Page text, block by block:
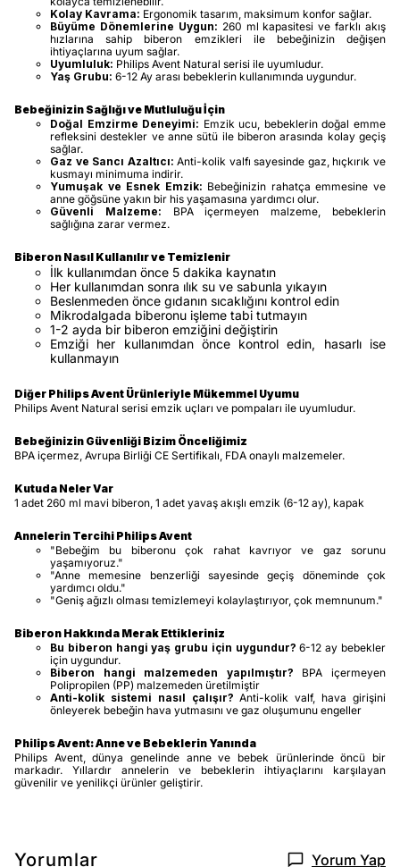
Kolay Kavrama: Ergonomik tasarım, maksimum konfor sağlar.
Büyüme Dönemlerine Uygun: 260 ml kapasitesi ve farklı akış
hızlarına sahip biberon emzikleri ile bebeğinizin değişen
ihtiyaçlarına uyum sağlar.
Uyumluluk: Philips Avent Natural serisi ile uyumludur.
Yaş Grubu: 6-12 Ay arası bebeklerin kullanımında uygundur.
Bebeğinizin Sağlığı ve Mutluluğu İçin
Doğal Emzirme Deneyimi: Emzik ucu, bebeklerin doğal emme
refleksini destekler ve anne sütü ile biberon arasında kolay geçiş
sağlar.
Gaz ve Sancı Azaltıcı: Anti-kolik valfı sayesinde gaz, hıçkırık ve
kusmayı minimuma indirir.
Yumuşak ve Esnek Emzik: Bebeğinizin rahatça emmesine ve
anne göğsüne yakın bir his yaşamasına yardımcı olur.
Güvenli Malzeme: BPA içermeyen malzeme, bebeklerin
sağlığına zarar vermez.
Biberon Nasıl Kullanılır ve Temizlenir
İlk kullanımdan önce 5 dakika kaynatın
Her kullanımdan sonra ılık su ve sabunla yıkayın
Beslenmeden önce gıdanın sıcaklığını kontrol edin
Mikrodalgada biberonu işleme tabi tutmayın
1-2 ayda bir biberon emziğini değiştirin
Emziği her kullanımdan önce kontrol edin, hasarlı ise
kullanmayın
Diğer Philips Avent Ürünleriyle Mükemmel Uyumu
Philips Avent Natural serisi emzik uçları ve pompaları ile uyumludur.
Bebeğinizin Güvenliği Bizim Önceliğimiz
BPA içermez, Avrupa Birliği CE Sertifikalı, FDA onaylı malzemeler.
Kutuda Neler Var
1 adet 260 ml mavi biberon, 1 adet yavaş akışlı emzik (6-12 ay), kapak
Annelerin Tercihi Philips Avent
"Bebeğim bu biberonu çok rahat kavrıyor ve gaz sorunu
yaşamıyoruz."
"Anne memesine benzerliği sayesinde geçiş döneminde çok
yardımcı oldu."
"Geniş ağızlı olması temizlemeyi kolaylaştırıyor, çok memnunum."
Biberon Hakkında Merak Ettikleriniz
Bu biberon hangi yaş grubu için uygundur? 6-12 ay bebekler
için uygundur.
Biberon hangi malzemeden yapılmıştır? BPA içermeyen
Polipropilen (PP) malzemeden üretilmiştir
Anti-kolik sistemi nasıl çalışır? Anti-kolik valf, hava girişini
önleyerek bebeğin hava yutmasını ve gaz oluşumunu engeller
Philips Avent: Anne ve Bebeklerin Yanında
Philips Avent, dünya genelinde anne ve bebek ürünlerinde öncü bir
markadır. Yıllardır annelerin ve bebeklerin ihtiyaçlarını karşılayan
güvenilir ve yenilikçi ürünler geliştirir.
Yorumlar Yorum Yap